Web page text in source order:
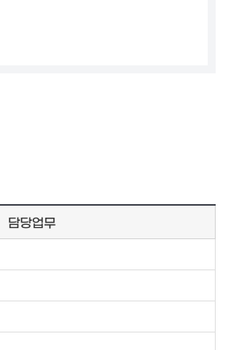
담당업무